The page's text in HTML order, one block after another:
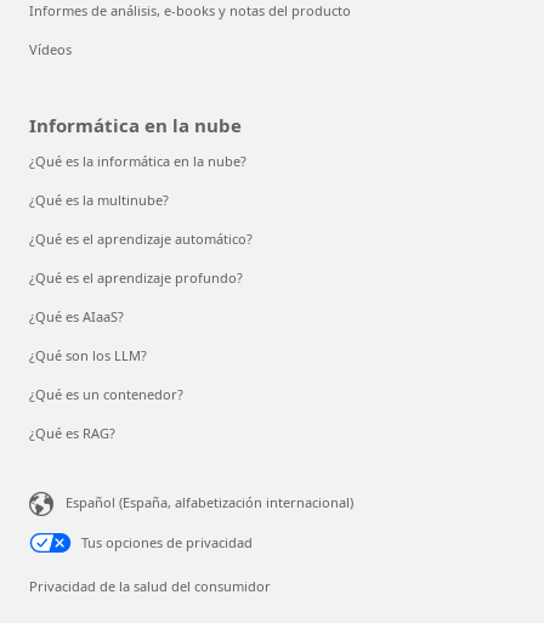
Informes de análisis, e-books y notas del producto
Vídeos
Informática en la nube
¿Qué es la informática en la nube?
¿Qué es la multinube?
¿Qué es el aprendizaje automático?
¿Qué es el aprendizaje profundo?
¿Qué es AIaaS?
¿Qué son los LLM?
¿Qué es un contenedor?
¿Qué es RAG?
Español (España, alfabetización internacional)
Tus opciones de privacidad
Privacidad de la salud del consumidor